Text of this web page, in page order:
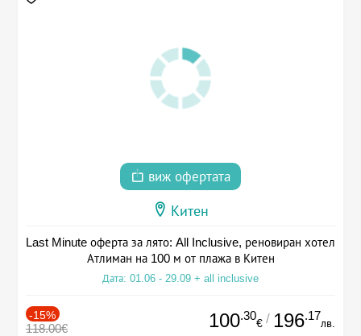
виж офертата
Китен
Last Minute оферта за лято: All Inclusive, реновиран хотел
Атлиман на 100 м от плажа в Китен
Дата: 01.06 - 29.09 + all inclusive
-15%
118.00€ 100.30
€ / 196.17
лв.